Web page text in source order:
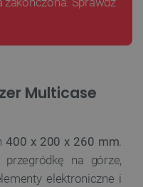
Multicase
400 x 200 x 260 mm.
na górze,
elektroniczne i